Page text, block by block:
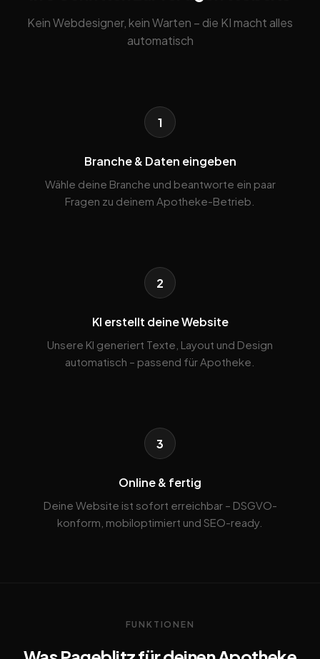
Kein Webdesigner, kein Warten – die KI macht alles
automatisch
1
Branche & Daten eingeben
Wähle deine Branche und beantworte ein paar
Fragen zu deinem Apotheke-Betrieb.
2
KI erstellt deine Website
Unsere KI generiert Texte, Layout und Design
automatisch – passend für Apotheke.
3
Online & fertig
Deine Website ist sofort erreichbar – DSGVO-
konform, mobiloptimiert und SEO-ready.
FUNKTIONEN